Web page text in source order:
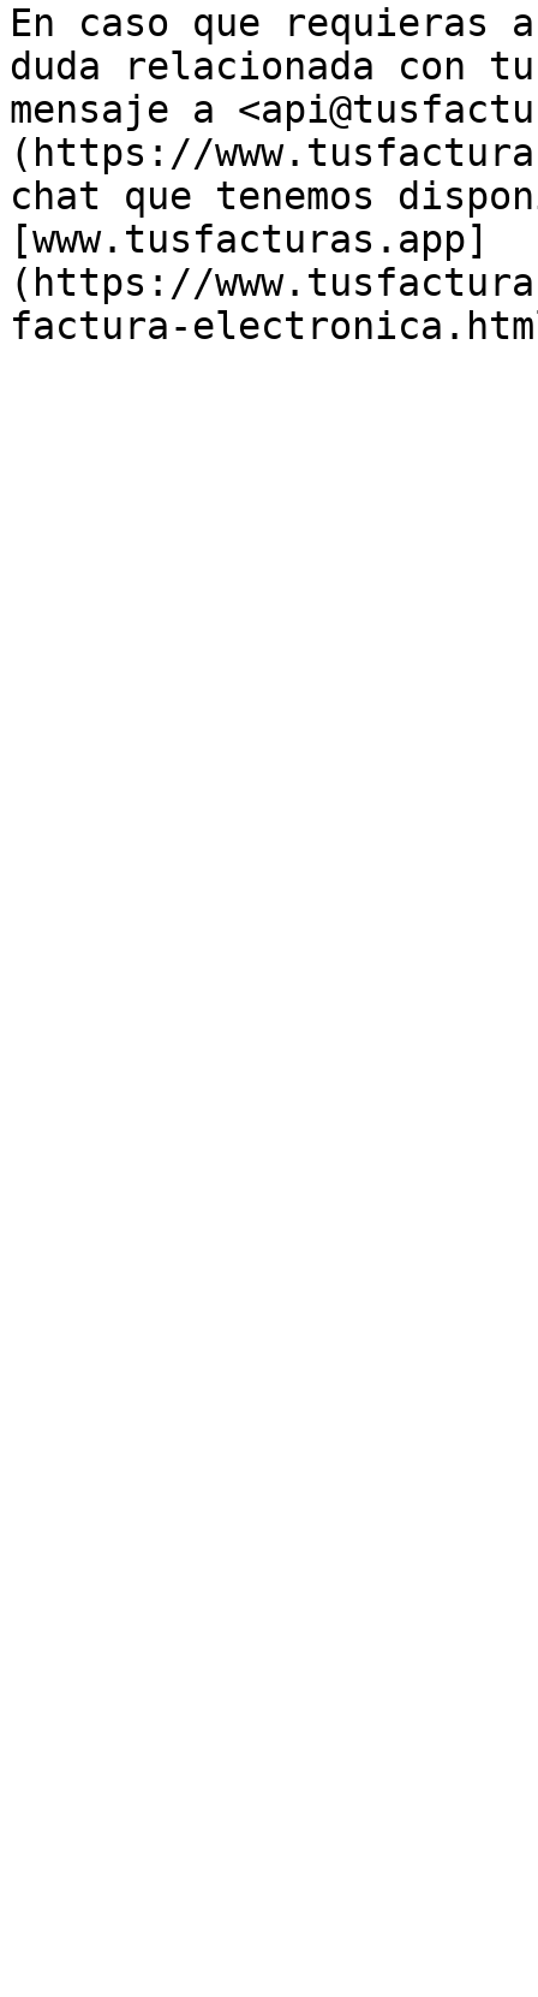
En caso que requieras
duda relacionada con
mensaje a
(https://
chat que tenemos
[www.tusfacturas.app]
(https://